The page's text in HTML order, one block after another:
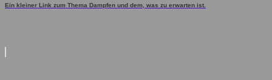
Ein kleiner Link zum Thema Dampfen und dem, was zu erwarten ist.